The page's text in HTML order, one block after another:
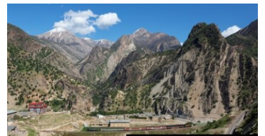
Вернутся
поиску
МИГРАНТ МЕДИА